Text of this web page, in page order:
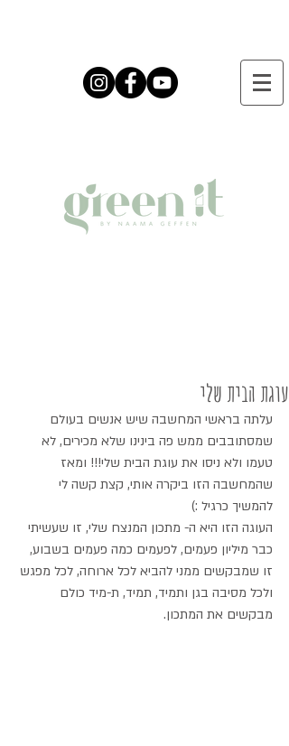
עוגת הבית שלי
עלתה בראשי המחשבה שיש אנשים בעולם
שמסתובבים ממש פה בינינו שלא מכירים, לא
טעמו ולא ניסו את עוגת הבית שלי!!! ומאז
שהמחשבה הזו ביקרה אותי, קצת קשה לי
להמשיך כרגיל :)
העוגה הזו היא ה- מתכון המנצח שלי, זו שעשיתי
כבר מיליון פעמים, לפעמים כמה פעמים בשבוע,
זו שמבקשים ממני להביא לכל ארוחה, לכל מפגש
ולכל מסיבה בגן ותמיד, תמיד, ת-מיד כולם
מבקשים את המתכון.